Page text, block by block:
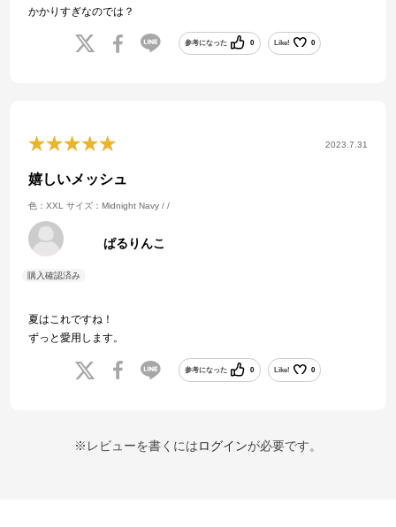
かかりすぎなのでは？
参考になった 0 Like! 0
2023.7.31
嬉しいメッシュ
色：XXL サイズ：Midnight Navy / /
ぱるりんこ
夏はこれですね！
ずっと愛用します。
参考になった 0 Like! 0
※レビューを書くにはログインが必要です。